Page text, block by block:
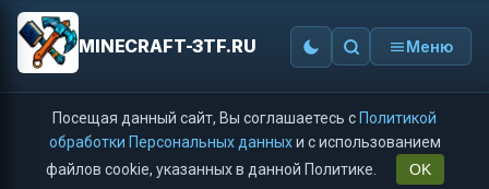
MINECRAFT-3TF.RU Меню
Посещая данный сайт, Вы соглашаетесь с Политикой
обработки Персональных данныхи с использованием
файлов cookie, указанных в данной Политике.
OK